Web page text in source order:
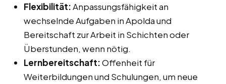
Flexibilität:Anpassungsfähigkeit an
wechselnde Aufgaben in Apolda und
Bereitschaft zur Arbeit in Schichten oder
Überstunden, wenn nötig.
Lernbereitschaft:Offenheit für
Weiterbildungen und Schulungen, um neue